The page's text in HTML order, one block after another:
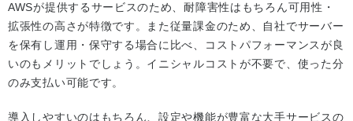
AWSが提供するサービスのため、耐障害性はもちろん可用性・
拡張性の高さが特徴です。また従量課金のため、自社でサーバー
を保有し運用・保守する場合に比べ、コストパフォーマンスが良
いのもメリットでしょう。イニシャルコストが不要で、使った分
のみ支払い可能です。
導入しやすいのはもちろん、設定や機能が豊富な大手サービスの